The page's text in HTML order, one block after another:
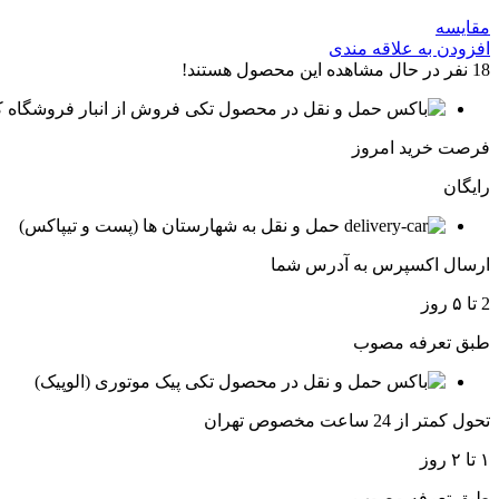
مقایسه
افزودن به علاقه مندی
18 نفر در حال مشاهده این محصول هستند!
فروش از انبار فروشگاه
فرصت خرید امروز
رایگان
حمل و نقل به شهارستان ها (پست و تیپاکس)
ارسال اکسپرس به آدرس شما
2 تا ۵ روز
طبق تعرفه مصوب
پیک موتوری (الوپیک)
تحول کمتر از 24 ساعت مخصوص تهران
۱ تا ۲ روز